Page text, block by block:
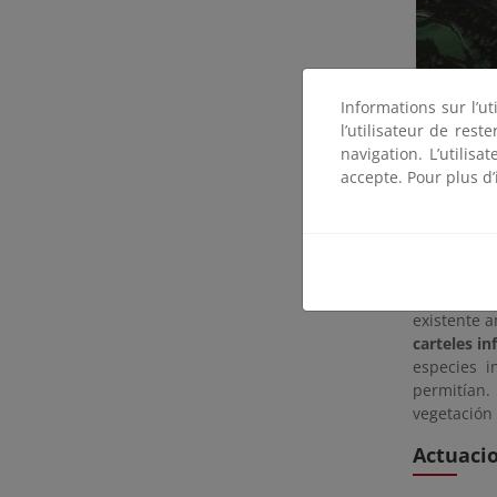
existente
carteles
especies
Informations sur
l’utilisateur de
navigation.
accepte. Pour plus